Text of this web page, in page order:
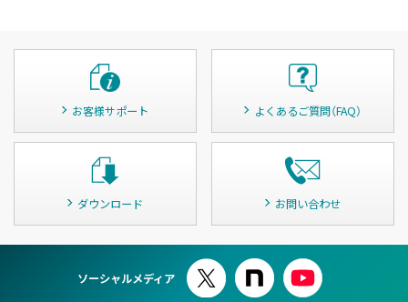
お客様サポート よくあるご質問（FAQ）
ダウンロード お問い合わせ
ソーシャルメディア